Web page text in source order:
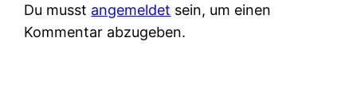
Du musst angemeldet sein, um einen
Kommentar abzugeben.